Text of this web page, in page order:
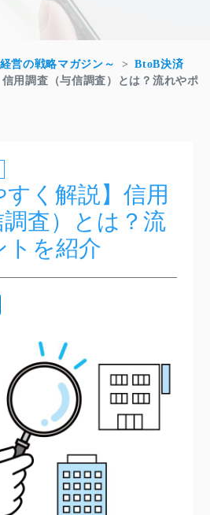
営の戦略マガジン～
BtoB決済
信用調査（与信調査）とは？流れやポ
すく解説】信用
査）とは？流
トを紹介